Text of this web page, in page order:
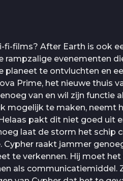
fi-films? After Earth is ook
rampzalige evenementen
planeet te ontvluchten en
Prime, het nieuwe thuis
van en wil zijn functie
mogelijk te maken, neemt
pakt dit niet goed uit
laat de storm het schip
Cypher raakt jammer
te verkennen. Hij moet
als communicatiemiddel.